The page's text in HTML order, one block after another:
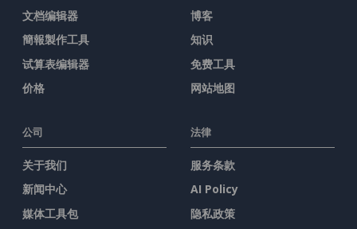
文档编辑器
簡報製作工具
试算表编辑器
价格
博客
知识
免费工具
网站地图
公司
关于我们
新闻中心
媒体工具包
法律
服务条款
AI Policy
隐私政策